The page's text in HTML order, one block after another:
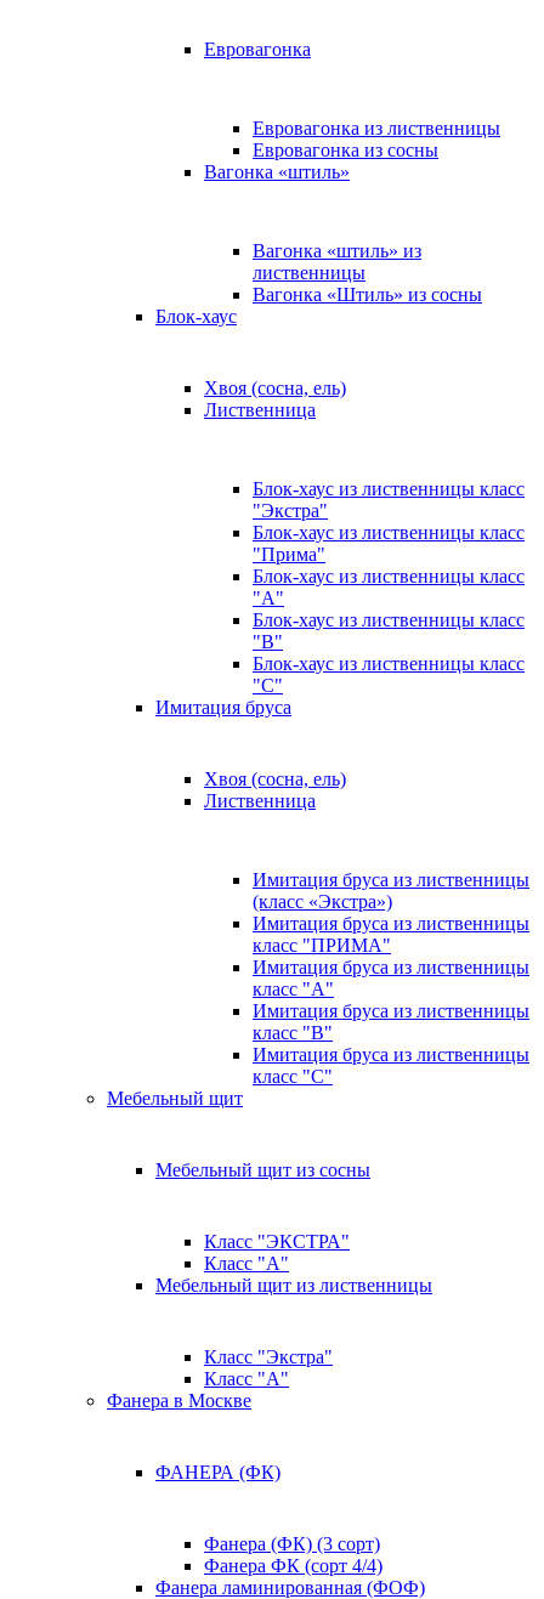
Евровагонка
Евровагонка из лиственницы
Евровагонка из сосны
Вагонка «штиль»
Вагонка «штиль» из
лиственницы
Вагонка «Штиль» из сосны
Блок-хаус
Хвоя (сосна, ель)
Лиственница
Блок-хаус из лиственницы класс
"Экстра"
Блок-хаус из лиственницы класс
"Прима"
Блок-хаус из лиственницы класс
"А"
Блок-хаус из лиственницы класс
"B"
Блок-хаус из лиственницы класс
"C"
Имитация бруса
Хвоя (сосна, ель)
Лиственница
Имитация бруса из лиственницы
(класс «Экстра»)
Имитация бруса из лиственницы
класс "ПРИМА"
Имитация бруса из лиственницы
класс "А"
Имитация бруса из лиственницы
класс "B"
Имитация бруса из лиственницы
класс "C"
Мебельный щит
Мебельный щит из сосны
Класс "ЭКСТРА"
Класс "А"
Мебельный щит из лиственницы
Класс "Экстра"
Класс "А"
Фанера в Москве
ФАНЕРА (ФК)
Фанера (ФК) (3 сорт)
Фанера ФК (сорт 4/4)
Фанера ламинированная (ФОФ)